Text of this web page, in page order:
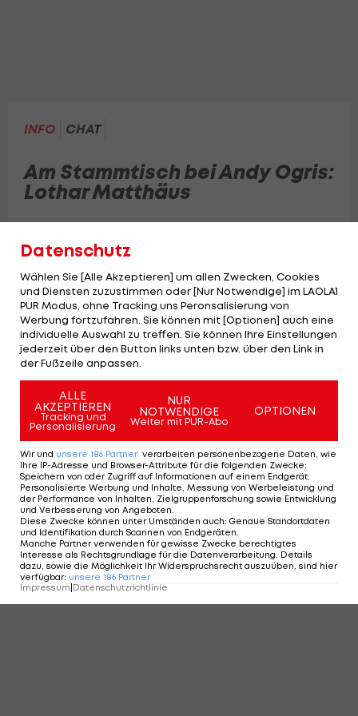
INFO CHAT
Am Stammtisch bei Andy Ogris:
Lothar Matthäus
deutsche Weltmeister über Österreichs WM-
Chancen, Konrad Laimer, das DFB-Team – und
erinnert sich mit kuriosen Anekdoten an seine
Zeit bei Rapid und Red Bull Salzburg.
Datenschutz
Wählen Sie [Alle Akzeptieren] um allen Zwecken, Cookies
und Diensten zuzustimmen oder [Nur Notwendige] im LAOLA1
PUR Modus, ohne Tracking uns Peronsalisierung von
Werbung fortzufahren. Sie können mit [Optionen] auch eine
individuelle Auswahl zu treffen. Sie können Ihre Einstellungen
jederzeit über den Button links unten bzw. über den Link in
der Fußzeile anpassen.
ALLE
AKZEPTIEREN
Tracking und
Personalisierung
NUR
NOTWENDIGE
Weiter mit PUR-Abo
OPTIONEN
Wir und unsere 186 Partner verarbeiten personenbezogene Daten, wie
Ihre IP-Adresse und Browser-Attribute für die folgenden Zwecke:
Speichern von oder Zugriff auf Informationen auf einem Endgerät;
Personalisierte Werbung und Inhalte, Messung von Werbeleistung und
der Performance von Inhalten, Zielgruppenforschung sowie Entwicklung
und Verbesserung von Angeboten.
Diese Zwecke können unter Umständen auch: Genaue Standortdaten
und Identifikation durch Scannen von Endgeräten.
Manche Partner verwenden für gewisse Zwecke berechtigtes
Interesse als Rechtsgrundlage für die Datenverarbeitung. Details
dazu, sowie die Möglichkeit Ihr Widerspruchsrecht auszuüben, sind hier
verfügbar: unsere 186 Partner
Impressum Datenschutzrichtlinie